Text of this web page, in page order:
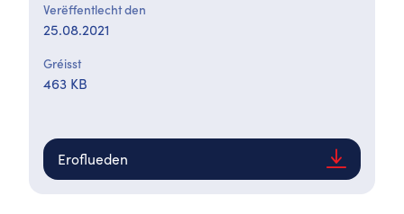
Verëffentlecht den
25.08.2021
Gréisst
463 KB
Eroflueden